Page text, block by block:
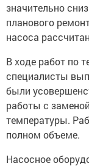
значительно
планового
насоса
В ходе работ по
специалисты
были
работы с
температуры.
полном объеме.
Насосное